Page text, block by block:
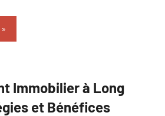
Immobilier à Long
et Bénéfices